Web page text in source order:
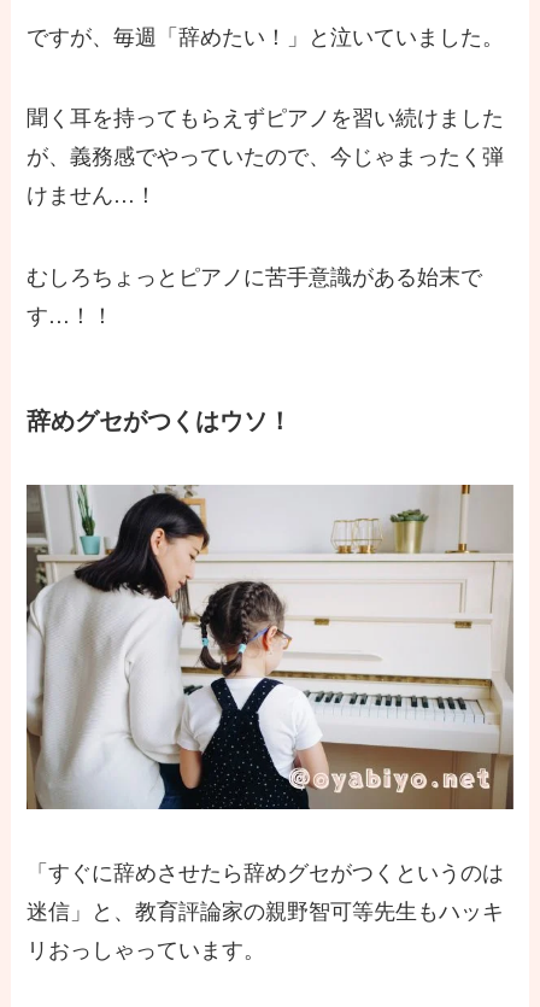
ですが、毎週「辞めたい！」と泣いていました。
聞く耳を持ってもらえずピアノを習い続けました
が、義務感でやっていたので、今じゃまったく弾
けません…！
むしろちょっとピアノに苦手意識がある始末で
す…！！
辞めグセがつくはウソ！
「すぐに辞めさせたら辞めグセがつくというのは
迷信」と、教育評論家の親野智可等先生もハッキ
リおっしゃっています。